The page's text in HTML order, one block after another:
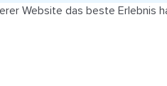
Website das beste Erlebnis